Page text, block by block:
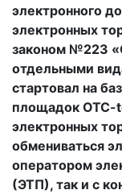
электронного
электронных
законом №223
отдельными
стартовал на
площадок OTC-
электронных
обмениваться
оператором
(ЭТП), так и с